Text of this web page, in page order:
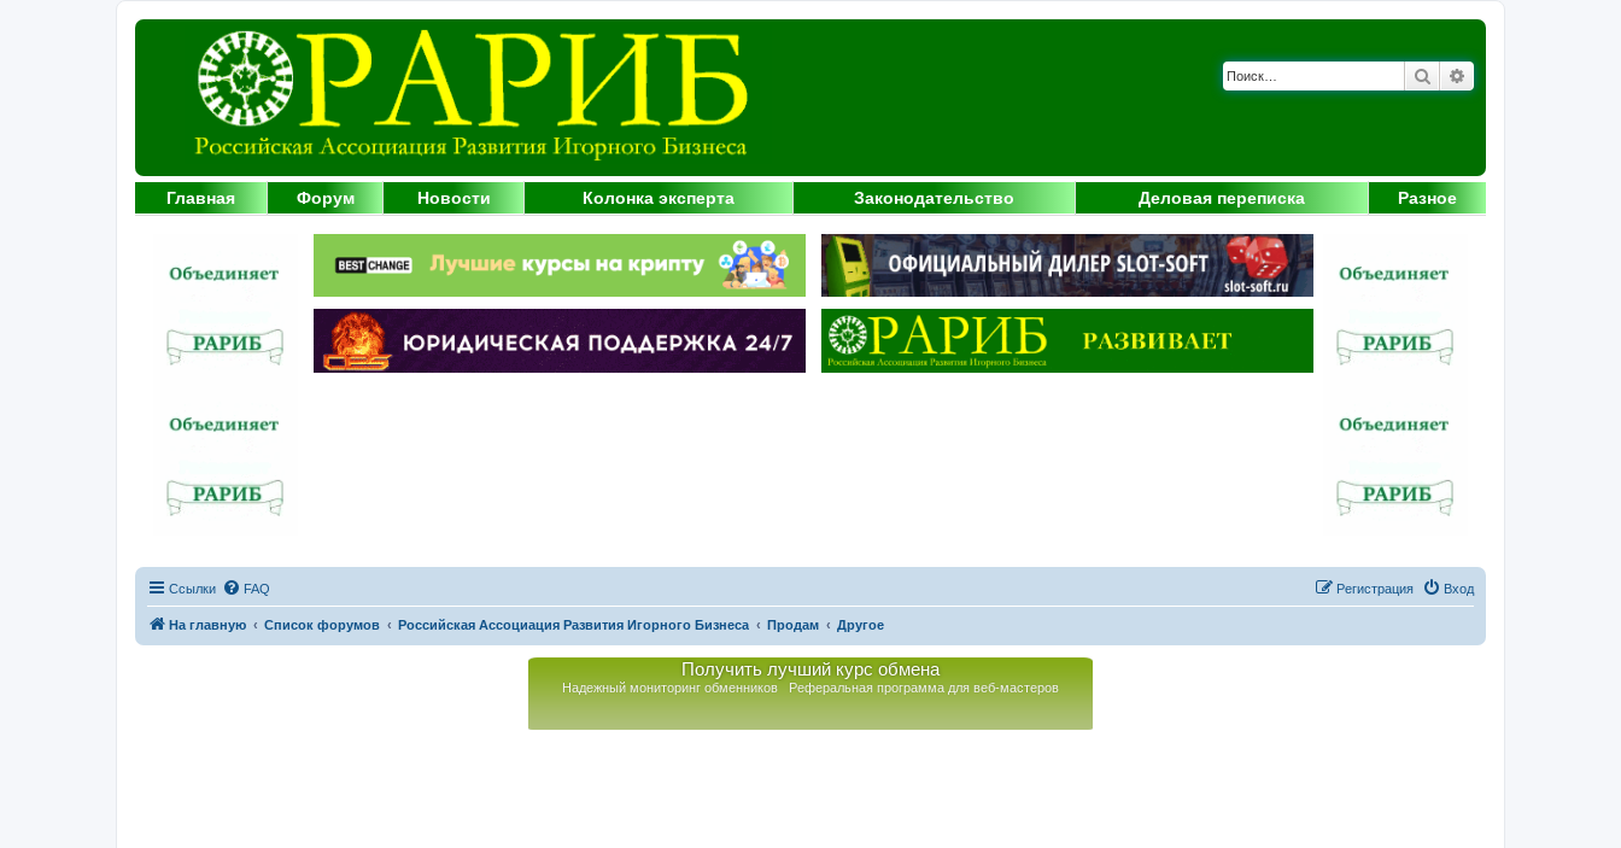
Поиск
Главная Форум Новости Колонка эксперта Законодательство Деловая переписка Разное
Ссылки FAQ Вход
Регистрация
На главную Список форумов Российская Ассоциация Развития Игорного Бизнеса Продам Другое
Получить лучший курс обмена
Надежный мониторинг обменников Реферальная программа для веб-мастеров